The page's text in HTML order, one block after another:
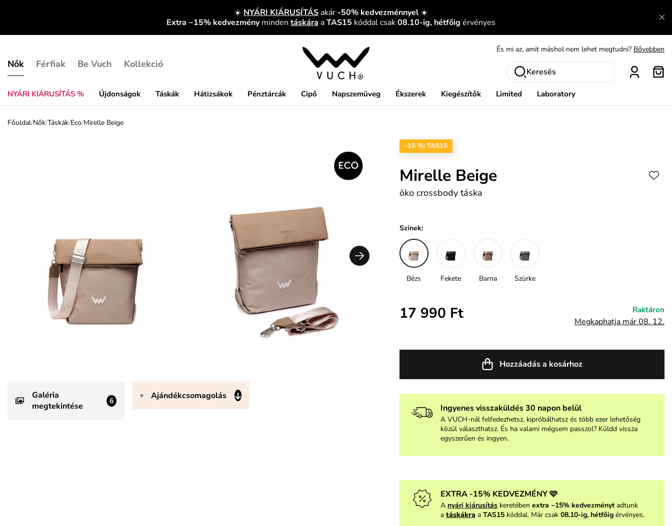
☀️ NYÁRI KIÁRUSÍTÁSakár -50% kedvezménnyel ☀️
Extra −15% kedvezményminden táskára aTAS15 kóddal csak08.10-ig, hétfőig érvényes
Nők
NYÁRI KIÁRUSÍTÁS % Újdonságok Táskák Hátizsákok Pénztárcák Cipő Napszemüveg Ékszerek Kiegészítők Limited Laboratory
Férfiak Be Vuch Kollekció
Fedezze fel velünk az újdonságokat. Megtekintés
Meríts ihletet Mutatni
Ingyenes csere és visszaküldés
Keresés
Főoldal/Nők/Táskák/Eco/Mirelle Beige
Galéria
megtekintése
6 Ajándékcsomagolás
-15 %: TAS15
Mirelle Beige
öko crossbody táska
Színek:
Bézs Fekete Barna Szürke
17 990 Ft Raktáron
Megkaphatja már 08. 12.
Hozzáadás a kosárhoz
Ingyenes visszaküldés 30 napon belül
A VUCH-nál felfedezhetsz, kipróbálhatsz és több ezer lehetőség
közül választhatsz. És ha valami mégsem passzol? Küldd vissza
egyszerűen és ingyen.
EXTRA -15% KEDVEZMÉNY 🩷
A nyári kiárusítás keretében extra −15% kedvezménytadtunk
a táskákra a TAS15kóddal. Már csak08.10-ig, hétfőigérvényes.